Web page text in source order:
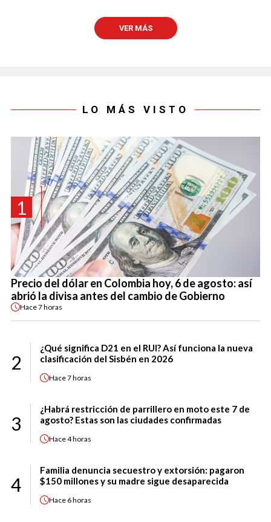
VER MÁS
LO MÁS VISTO
1
Precio del dólar en Colombia hoy, 6 de agosto: así
abrió la divisa antes del cambio de Gobierno
Hace7 horas
2
¿Qué significa D21 en el RUI? Así funciona la nueva
clasificación del Sisbén en 2026
Hace7 horas
3
¿Habrá restricción de parrillero en moto este 7 de
agosto? Estas son las ciudades confirmadas
Hace4 horas
4
Familia denuncia secuestro y extorsión: pagaron
$150 millones y su madre sigue desaparecida
Hace 6 horas